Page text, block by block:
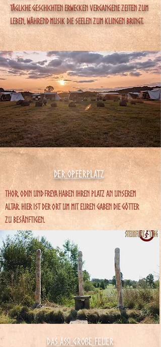
Tägliche Geschichten erwecken vergangene Zeiten zum
Leben, während Musik die Seelen zum Klingen bringt.
Der Opferplatz
Thor, Odin und Freya haben ihren platz an unserem
altar. Hier ist der ort um mit euren gaben die götter
zu besänftigen.
Das assi große feuer